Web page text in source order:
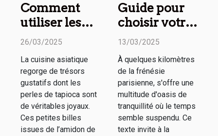
Comment
utiliser les
perles de
cuisine
asiatique
26/03/2025
La cuisine asiatique
regorge de trésors
gustatifs dont les
perles de tapioca sont
de véritables joyaux.
Ces petites billes
issues de l’amidon de
Guide pour
choisir votre
prochain
week-end
détente
autour de
Paris
13/03/2025
À quelques kilomètres
de la frénésie
parisienne, s'offre une
multitude d'oasis de
tranquillité où le temps
semble suspendu. Ce
texte invite à la